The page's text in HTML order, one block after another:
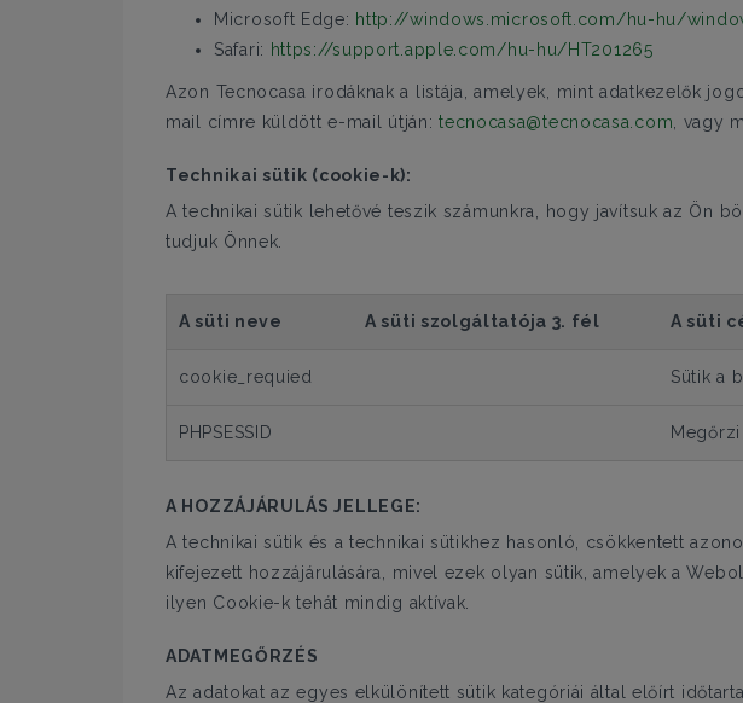
Microsoft Edge: http://windows.microsoft.com/hu-hu/
Safari: https://support.apple.com/hu-hu/HT201265
Azon Tecnocasa irodáknak a listája, amelyek, mint adatkezelők
mail címre küldött e-mail útján:tecnocasa@tecnocasa.com , vagy
Technikai sütik (cookie-k):
A technikai sütik lehetővé teszik számunkra, hogy javítsuk az Ön
tudjuk Önnek.
A süti neve A süti szolgáltatója 3. fél A süti
cookie_requied Sütik a
PHPSESSID
A HOZZÁJÁRULÁS JELLEGE:
A technikai sütik és a technikai sütikhez hasonló, csökkentett
kifejezett hozzájárulására, mivel ezek olyan sütik, amelyek a
ilyen Cookie-k tehát mindig aktívak.
ADATMEGŐRZÉS
Az adatokat az egyes elkülönített sütik kategóriái által előírt